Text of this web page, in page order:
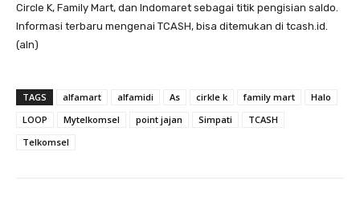
Circle K, Family Mart, dan Indomaret sebagai titik pengisian saldo.
Informasi terbaru mengenai TCASH, bisa ditemukan di tcash.id.
(aln)
TAGS alfamart alfamidi As cirkle k family mart
Halo
LOOP
Mytelkomsel point jajan Simpati
TCASH
Telkomsel